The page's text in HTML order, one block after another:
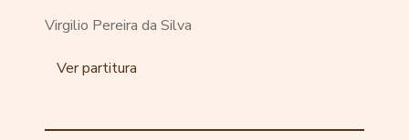
Virgilio Pereira da Silva
Ver partitura